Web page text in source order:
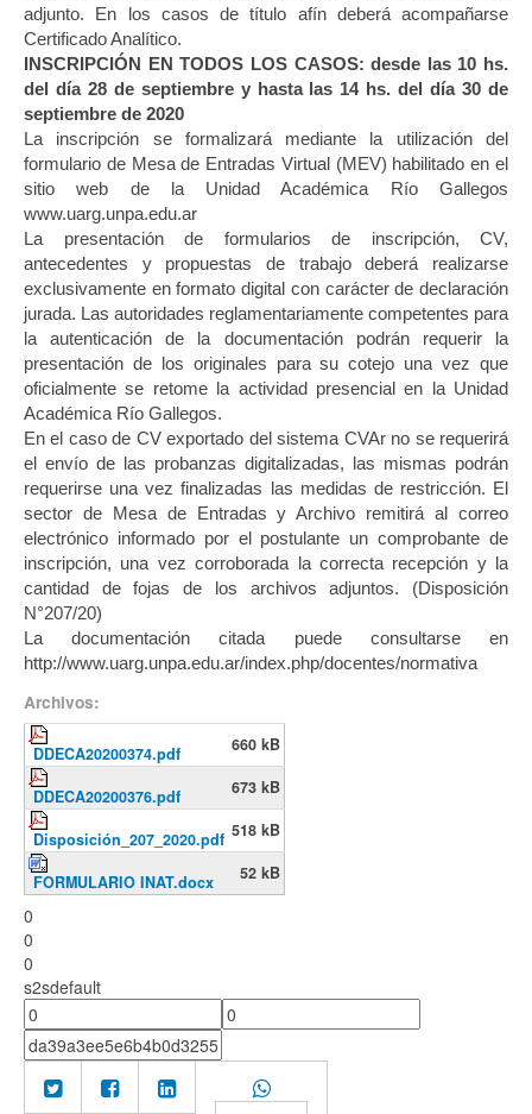
adjunto. En los casos de título afín deberá acompañarse
Certificado Analítico.
INSCRIPCIÓN EN TODOS LOS CASOS: desde las 10 hs.
del día 28 de septiembre y hasta las 14 hs. del día 30 de
septiembre de 2020
La inscripción se formalizará mediante la utilización del
formulario de Mesa de Entradas Virtual (MEV) habilitado en el
sitio web de la Unidad Académica Río Gallegos
www.uarg.unpa.edu.ar
La presentación de formularios de inscripción, CV,
antecedentes y propuestas de trabajo deberá realizarse
exclusivamente en formato digital con carácter de declaración
jurada. Las autoridades reglamentariamente competentes para
la autenticación de la documentación podrán requerir la
presentación de los originales para su cotejo una vez que
oficialmente se retome la actividad presencial en la Unidad
Académica Río Gallegos.
En el caso de CV exportado del sistema CVAr no se requerirá
el envío de las probanzas digitalizadas, las mismas podrán
requerirse una vez finalizadas las medidas de restricción. El
sector de Mesa de Entradas y Archivo remitirá al correo
electrónico informado por el postulante un comprobante de
inscripción, una vez corroborada la correcta recepción y la
cantidad de fojas de los archivos adjuntos. (Disposición
N°207/20)
La documentación citada puede consultarse en
http://www.uarg.unpa.edu.ar/index.php/docentes/normativa
Archivos:
DDECA20200374.pdf 660 kB
DDECA20200376.pdf 673 kB
Disposición_207_2020.pdf 518 kB
FORMULARIO INAT.docx 52 kB
0
0
0
s2sdefault